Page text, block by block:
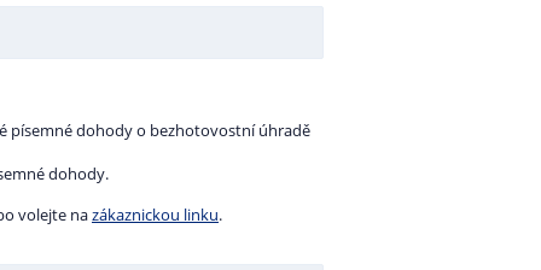
písemné dohody o bezhotovostní úhradě
dohody.
volejte nazákaznickou linku.